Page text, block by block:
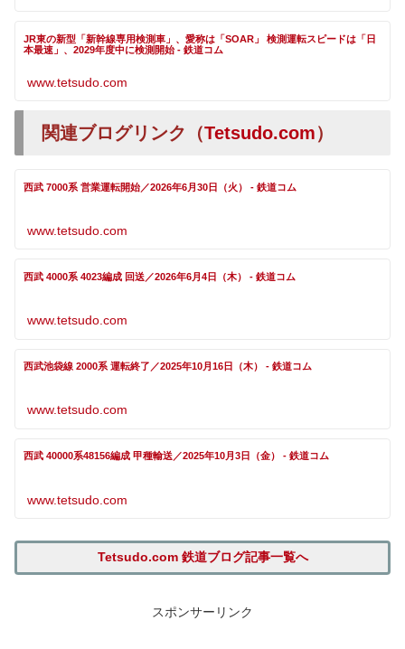
JR東の新型「新幹線専用検測車」、愛称は「SOAR」 検測運転スピードは「日
本最速」、2029年度中に検測開始 - 鉄道コム
www.tetsudo.com
関連ブログリンク（Tetsudo.com）
西武 7000系 営業運転開始／2026年6月30日（火） - 鉄道コム
www.tetsudo.com
西武 4000系 4023編成 回送／2026年6月4日（木） - 鉄道コム
www.tetsudo.com
西武池袋線 2000系 運転終了／2025年10月16日（木） - 鉄道コム
www.tetsudo.com
西武 40000系48156編成 甲種輸送／2025年10月3日（金） - 鉄道コム
www.tetsudo.com
Tetsudo.com 鉄道ブログ記事一覧へ
スポンサーリンク